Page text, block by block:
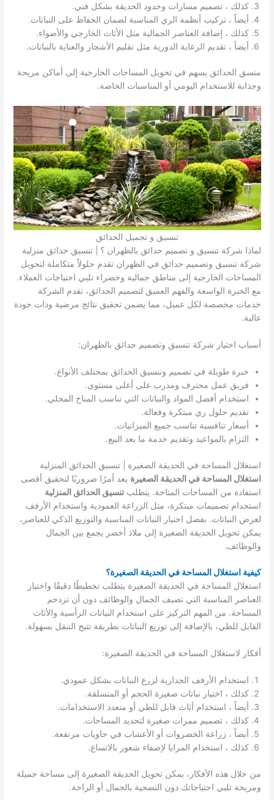
كذلك ، تصميم مسارات وحدود الحديقة بشكل فني.
أيضاً ، تركيب أنظمة الري المناسبة لضمان الحفاظ على النباتات.
كذلك ، إضافة العناصر الجمالية مثل الأثاث الخارجي والأضواء.
أيضاً ، تقديم الرعاية الدورية مثل تقليم الأشجار والعناية بالنباتات.
منسق الحدائق يسهم في تحويل المساحات الخارجية إلى أماكن مريحة
وجذابة للاستخدام اليومي أو المناسبات الخاصة.
تنسيق و تجميل الحدائق
لماذا شركة تنسيق و تصميم حدائق بالظهران ؟ | تنسيق حدائق منزلية
شركة تنسيق وتصميم حدائق في الظهران تقدم حلولاً متكاملة لتحويل
المساحات الخارجية إلى مناطق جمالية وخضراء تلبي احتياجات العملاء.
مع الخبرة الواسعة والفهم العميق لتصميم الحدائق، تقدم الشركة
خدمات مخصصة لكل عميل، مما يضمن تحقيق نتائج مرضية وذات جودة
عالية.
أسباب اختيار شركة تنسيق وتصميم حدائق بالظهران:
خبرة طويلة في تصميم وتنسيق الحدائق بمختلف الأنواع.
فريق عمل محترف ومدرب على أعلى مستوى.
استخدام أفضل المواد والنباتات التي تناسب المناخ المحلي.
تقديم حلول ري مبتكرة وفعالة.
أسعار تنافسية تناسب جميع الميزانيات.
التزام بالمواعيد وتقديم خدمة ما بعد البيع.
استغلال المساحة في الحديقة الصغيرة | تنسيق الحدائق المنزلية
استغلال المساحة في الحديقة الصغيرة يعد أمرًا ضروريًا لتحقيق أقصى
استفادة من المساحات المتاحة. يتطلبتنسيق الحدائق المنزلية
استخدام تصميمات مبتكرة، مثل الزراعة العمودية واستخدام الأرفف
لعرض النباتات. بفضل اختيار النباتات المناسبة والتوزيع الذكي للعناصر،
يمكن تحويل الحديقة الصغيرة إلى ملاذ أخضر يجمع بين الجمال
والوظائف.
كيفية استغلال المساحة في الحديقة الصغيرة؟
استغلال المساحة في الحديقة الصغيرة يتطلب تخطيطًا دقيقًا واختيار
العناصر المناسبة التي تضيف الجمال والوظائف دون أن تزدحم
المساحة. من المهم التركيز على استخدام النباتات الرأسية والأثاث
القابل للطي، بالإضافة إلى توزيع النباتات بطريقة تتيح التنقل بسهولة.
أفكار لاستغلال المساحة في الحديقة الصغيرة:
استخدام الأرفف الجدارية لزرع النباتات بشكل عمودي.
كذلك ، اختيار نباتات صغيرة الحجم أو المتسلقة.
أيضاً ، استخدام أثاث قابل للطي أو متعدد الاستخدامات.
كذلك ، تصميم ممرات صغيرة لتحديد المساحات.
أيضاً ، زراعة الخضروات أو الأعشاب في حاويات مرتفعة.
كذلك ، استخدام المرايا لإضفاء شعور بالاتساع.
من خلال هذه الأفكار، يمكن تحويل الحديقة الصغيرة إلى مساحة جميلة
ومريحة تلبي احتياجاتك دون التضحية بالجمال أو الراحة.